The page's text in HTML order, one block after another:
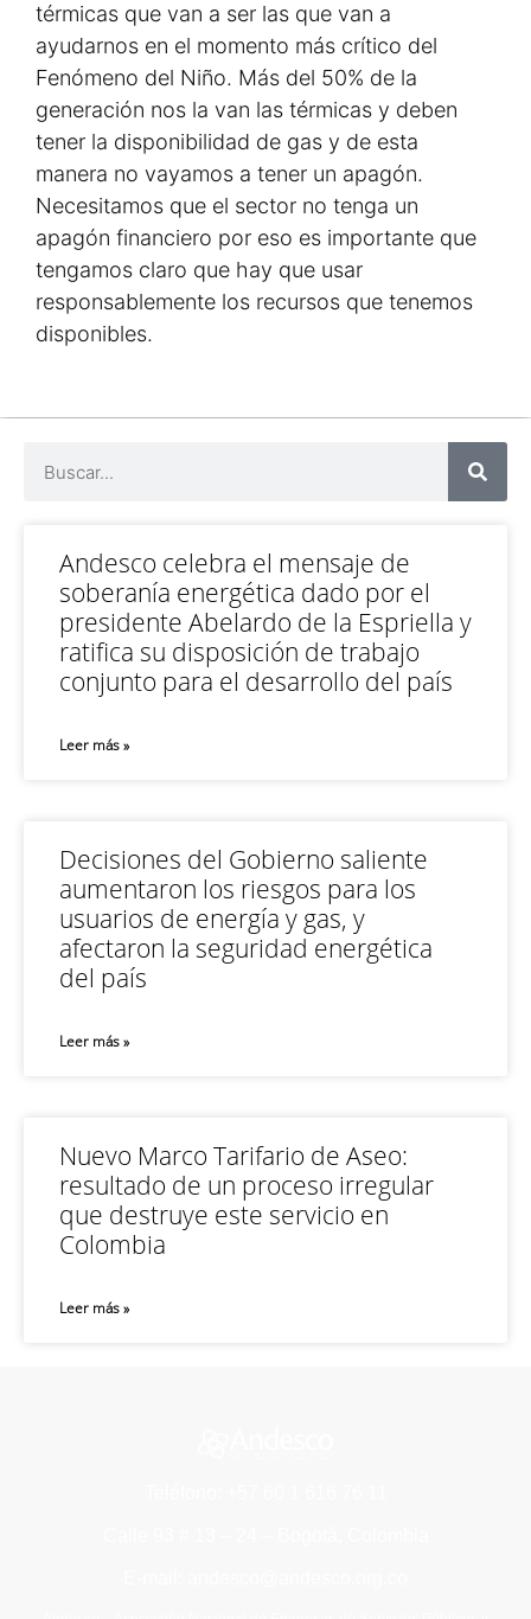
térmicas que van a ser las que van a
ayudarnos en el momento más crítico del
Fenómeno del Niño. Más del 50% de la
generación nos la van las térmicas y deben
tener la disponibilidad de gas y de esta
manera no vayamos a tener un apagón.
Necesitamos que el sector no tenga un
apagón financiero por eso es importante que
tengamos claro que hay que usar
responsablemente los recursos que tenemos
disponibles.
Andesco celebra el mensaje de
soberanía energética dado por el
presidente Abelardo de la Espriella y
ratifica su disposición de trabajo
conjunto para el desarrollo del país
Leer más »
Decisiones del Gobierno saliente
aumentaron los riesgos para los
usuarios de energía y gas, y
afectaron la seguridad energética
del país
Leer más »
Nuevo Marco Tarifario de Aseo:
resultado de un proceso irregular
que destruye este servicio en
Colombia
Leer más »